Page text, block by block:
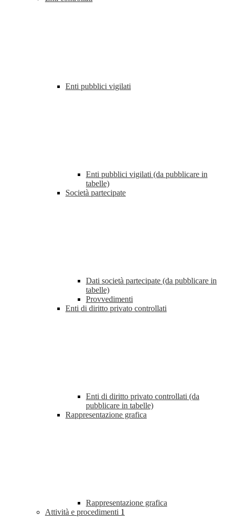
Enti pubblici vigilati
Enti pubblici vigilati (da pubblicare in
tabelle)
Società partecipate
Dati società partecipate (da pubblicare in
tabelle)
Provvedimenti
Enti di diritto privato controllati
Enti di diritto privato controllati (da
pubblicare in tabelle)
Rappresentazione grafica
Rappresentazione grafica
Attività e procedimenti 1